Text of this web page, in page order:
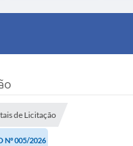
de Licitação
Nº 005/2026